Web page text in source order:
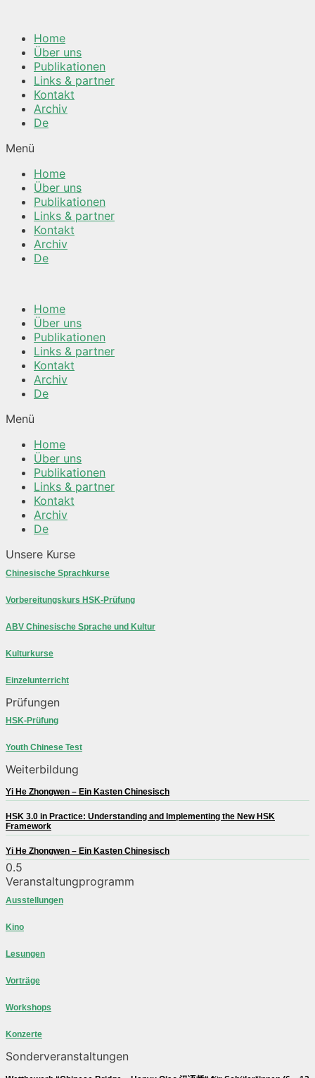
Inhalt Home
Über uns
Publikationen
Links & partner
Kontakt
Archiv
De
Menü
Home
Über uns
Publikationen
Links & partner
Kontakt
Archiv
De
Home
Über uns
Publikationen
Links & partner
Kontakt
Archiv
De
Menü
Home
Über uns
Publikationen
Links & partner
Kontakt
Archiv
De
Unsere Kurse
Chinesische Sprachkurse
Vorbereitungskurs HSK-Prüfung
ABV Chinesische Sprache und Kultur
Kulturkurse
Einzelunterricht
Prüfungen
HSK-Prüfung
Youth Chinese Test
Weiterbildung
Yi He Zhongwen – Ein Kasten Chinesisch
HSK 3.0 in Practice: Understanding and Implementing the New HSK
Framework
Yi He Zhongwen – Ein Kasten Chinesisch
Veranstaltungprogramm
Ausstellungen
Kino
Lesungen
Vorträge
Workshops
Konzerte
Sonderveranstaltungen